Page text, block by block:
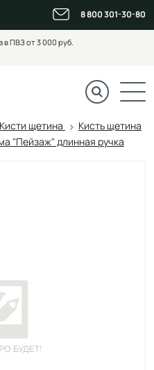
8 800 301-30-80
в ПВЗ от 3 000 руб.
Кисти щетина
Кисть щетина
"Пейзаж" длинная ручка